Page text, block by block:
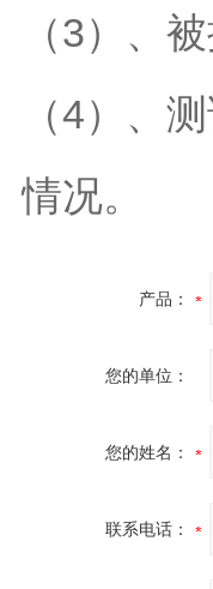
（3）、
（4）、
情况。
产品：
您的单位：
您的姓名：
联系电话：